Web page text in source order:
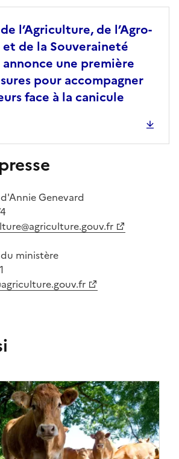
l’Agriculture, de l’Agro-
de la Souveraineté
une première
pour accompagner
face à la canicule
Genevard
ministère